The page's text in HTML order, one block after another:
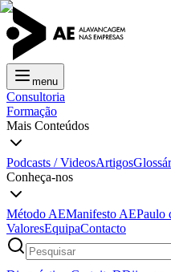
menu
Consultoria
Formação
Mais Conteúdos
Podcasts / VideosArtigos
Conheça-nos
Método AEManifesto AEPaulo
ValoresEquipaContacto